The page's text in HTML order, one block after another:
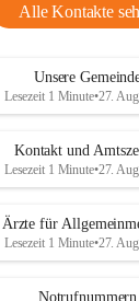
Alle Kontakte
Unsere
Lesezeit 1 Minute•27.
Kontakt und
Lesezeit 1 Minute•27.
Ärzte für
Lesezeit 1 Minute•27.
Notrufnummern